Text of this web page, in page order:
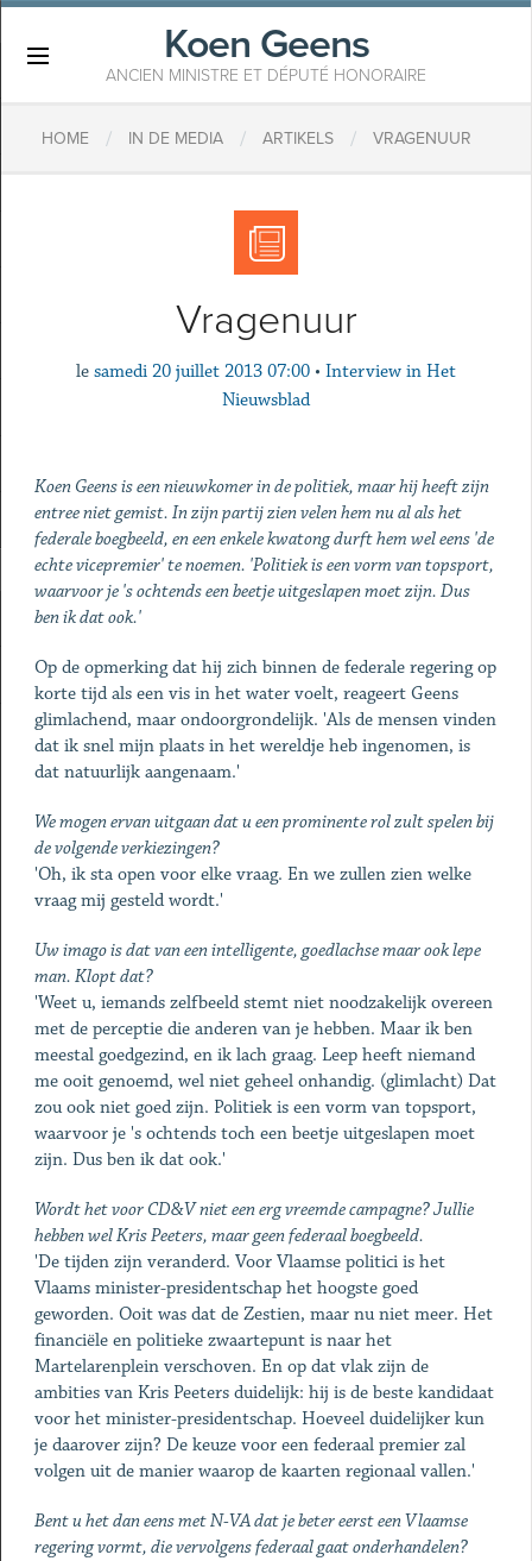
Koen Geens
ANCIEN MINISTRE ET DÉPUTÉ HONORAIRE
HOME / IN DE MEDIA / ARTIKELS / VRAGENUUR
Vragenuur
le samedi 20 juillet 2013 07:00 • Interview in Het
Nieuwsblad
Koen Geens is een nieuwkomer in de politiek, maar hij heeft zijn
entree niet gemist. In zijn partij zien velen hem nu al als het
federale boegbeeld, en een enkele kwatong durft hem wel eens 'de
echte vicepremier' te noemen. 'Politiek is een vorm van topsport,
waarvoor je 's ochtends een beetje uitgeslapen moet zijn. Dus
ben ik dat ook.'
Op de opmerking dat hij zich binnen de federale regering op
korte tijd als een vis in het water voelt, reageert Geens
glimlachend, maar ondoorgrondelijk. 'Als de mensen vinden
dat ik snel mijn plaats in het wereldje heb ingenomen, is
dat natuurlijk aangenaam.'
We mogen ervan uitgaan dat u een prominente rol zult spelen bij
de volgende verkiezingen?
'Oh, ik sta open voor elke vraag. En we zullen zien welke
vraag mij gesteld wordt.'
Uw imago is dat van een intelligente, goedlachse maar ook lepe
man. Klopt dat?
'Weet u, iemands zelfbeeld stemt niet noodzakelijk overeen
met de perceptie die anderen van je hebben. Maar ik ben
meestal goedgezind, en ik lach graag. Leep heeft niemand
me ooit genoemd, wel niet geheel onhandig. (glimlacht) Dat
zou ook niet goed zijn. Politiek is een vorm van topsport,
waarvoor je 's ochtends toch een beetje uitgeslapen moet
zijn. Dus ben ik dat ook.'
Wordt het voor CD&V niet een erg vreemde campagne? Jullie
hebben wel Kris Peeters, maar geen federaal boegbeeld.
'De tijden zijn veranderd. Voor Vlaamse politici is het
Vlaams minister-presidentschap het hoogste goed
geworden. Ooit was dat de Zestien, maar nu niet meer. Het
financiële en politieke zwaartepunt is naar het
Martelarenplein verschoven. En op dat vlak zijn de
ambities van Kris Peeters duidelijk: hij is de beste kandidaat
voor het minister-presidentschap. Hoeveel duidelijker kun
je daarover zijn? De keuze voor een federaal premier zal
volgen uit de manier waarop de kaarten regionaal vallen.'
Bent u het dan eens met N-VA dat je beter eerst een Vlaamse
regering vormt, die vervolgens federaal gaat onderhandelen?